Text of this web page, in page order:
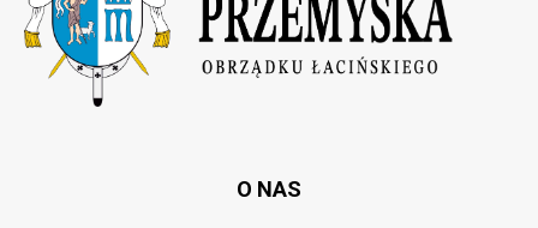
O NAS